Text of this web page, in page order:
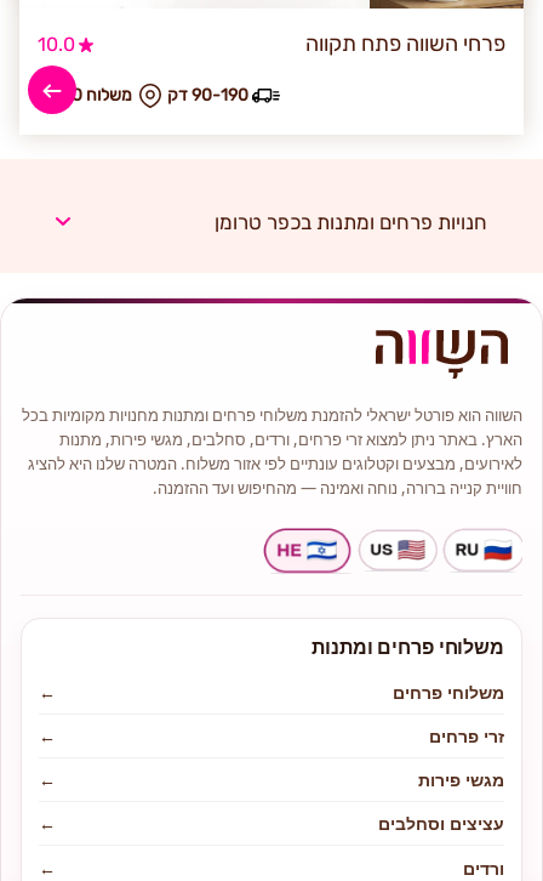
פרחי השווה פתח תקווה 10.0
₪ משלוח 50 90-190 דק
חנויות פרחים ומתנות בכפר טרומן
השווה הוא פורטל ישראלי להזמנת משלוחי פרחים ומתנות מחנויות מקומיות בכל
הארץ. באתר ניתן למצוא זרי פרחים, ורדים, סחלבים, מגשי פירות, מתנות
לאירועים, מבצעים וקטלוגים עונתיים לפי אזור משלוח. המטרה שלנו היא להציג
חוויית קנייה ברורה, נוחה ואמינה — מהחיפוש ועד ההזמנה.
משלוחי פרחים ומתנות
משלוחי פרחים
←
זרי פרחים
←
מגשי פירות
←
עציצים וסחלבים
←
ורדים
←